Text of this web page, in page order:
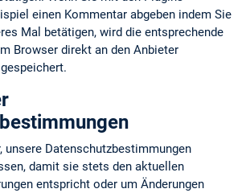
einen Kommentar abgeben indem Sie
Mal betätigen, wird die entsprechende
Browser direkt an den Anbieter
unsere Datenschutzbestimmungen
damit sie stets den aktuellen
entspricht oder um Änderungen